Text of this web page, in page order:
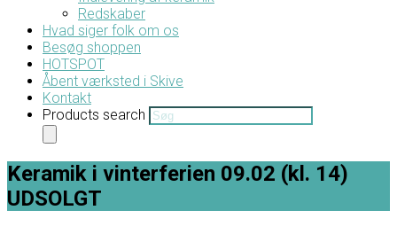
Redskaber
Hvad siger folk om os
Besøg shoppen
HOTSPOT
Åbent værksted i Skive
Kontakt
Products search
Keramik i vinterferien 09.02 (kl. 14)
UDSOLGT